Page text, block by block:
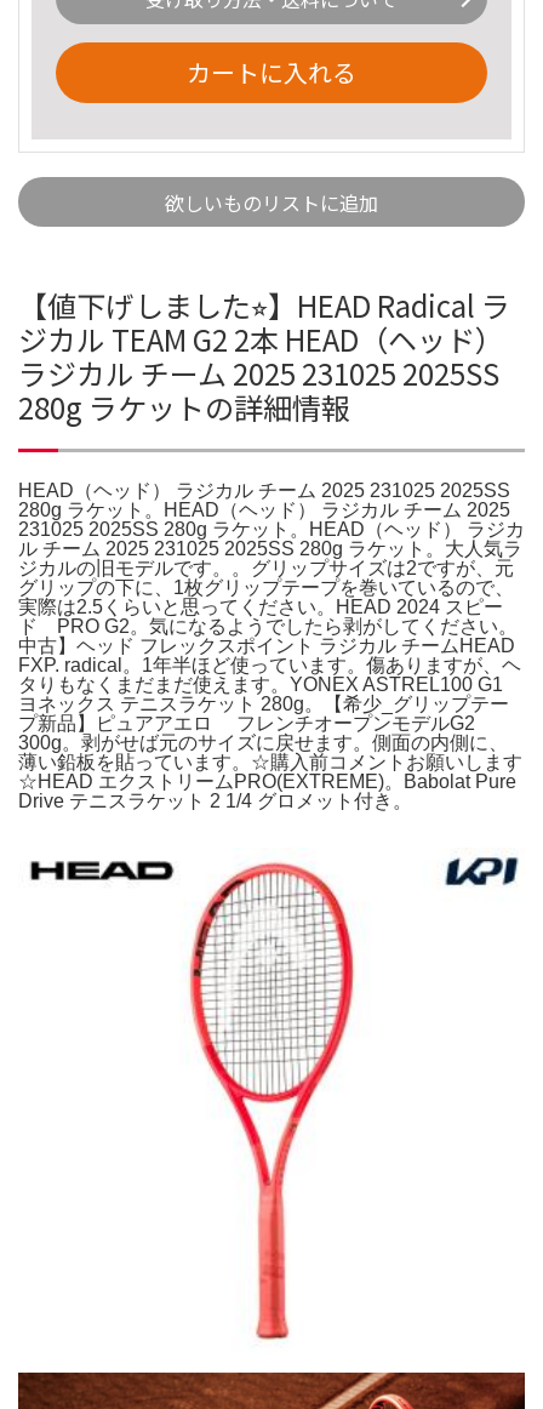
カートに入れる
欲しいものリストに追加
【値下げしました⭐︎】HEAD Radical ラ
ジカル TEAM G2 2本 HEAD（ヘッド）
ラジカル チーム 2025 231025 2025SS
280g ラケットの詳細情報
HEAD（ヘッド） ラジカル チーム 2025 231025 2025SS
280g ラケット。HEAD（ヘッド） ラジカル チーム 2025
231025 2025SS 280g ラケット。HEAD（ヘッド） ラジカ
ル チーム 2025 231025 2025SS 280g ラケット。大人気ラ
ジカルの旧モデルです。。グリップサイズは2ですが、元
グリップの下に、1枚グリップテープを巻いているので、
実際は2.5くらいと思ってください。HEAD 2024 スピー
ド PRO G2。気になるようでしたら剥がしてください。
中古】ヘッド フレックスポイント ラジカル チームHEAD
FXP. radical。1年半ほど使っています。傷ありますが、ヘ
タりもなくまだまだ使えます。YONEX ASTREL100 G1
ヨネックス テニスラケット 280g。【希少_グリップテー
プ新品】ピュアアエロ フレンチオープンモデルG2
300g。剥がせば元のサイズに戻せます。側面の内側に、
薄い鉛板を貼っています。☆購入前コメントお願いします
☆HEAD エクストリームPRO(EXTREME)。Babolat Pure
Drive テニスラケット 2 1/4 グロメット付き。